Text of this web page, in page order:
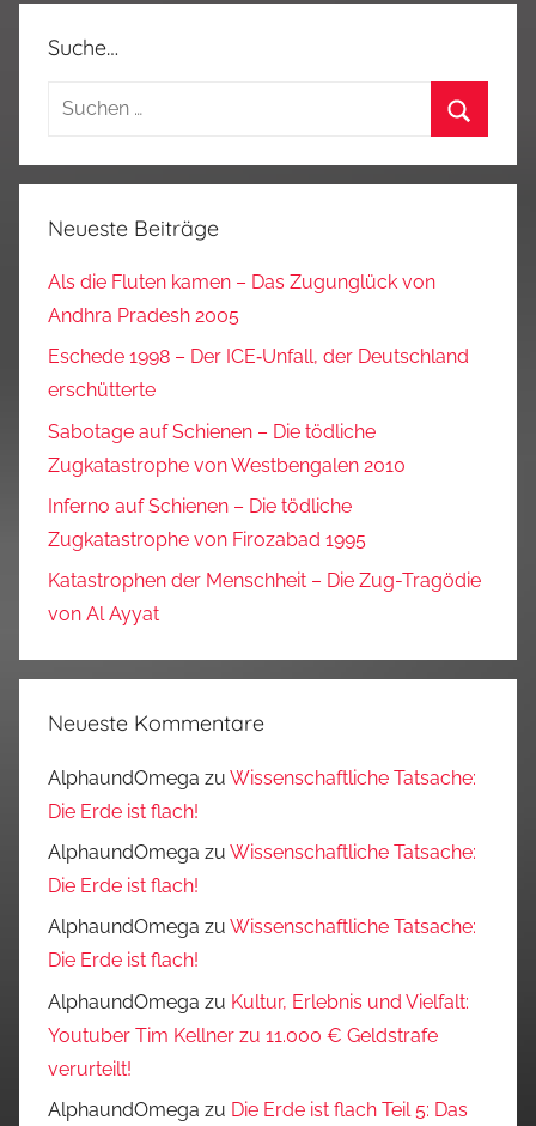
Suche…
Suchen
Neueste Beiträge
Als die Fluten kamen – Das Zugunglück von
Andhra Pradesh 2005
Eschede 1998 – Der ICE‑Unfall, der Deutschland
erschütterte
Sabotage auf Schienen – Die tödliche
Zugkatastrophe von Westbengalen 2010
Inferno auf Schienen – Die tödliche
Zugkatastrophe von Firozabad 1995
Katastrophen der Menschheit – Die Zug-Tragödie
von Al Ayyat
Neueste Kommentare
AlphaundOmega zu Wissenschaftliche Tatsache:
Die Erde ist flach!
AlphaundOmega zu Wissenschaftliche Tatsache:
Die Erde ist flach!
AlphaundOmega zu Wissenschaftliche Tatsache:
Die Erde ist flach!
AlphaundOmega zu Kultur, Erlebnis und Vielfalt:
Youtuber Tim Kellner zu 11.000 € Geldstrafe
verurteilt!
AlphaundOmega zu Die Erde ist flach Teil 5: Das